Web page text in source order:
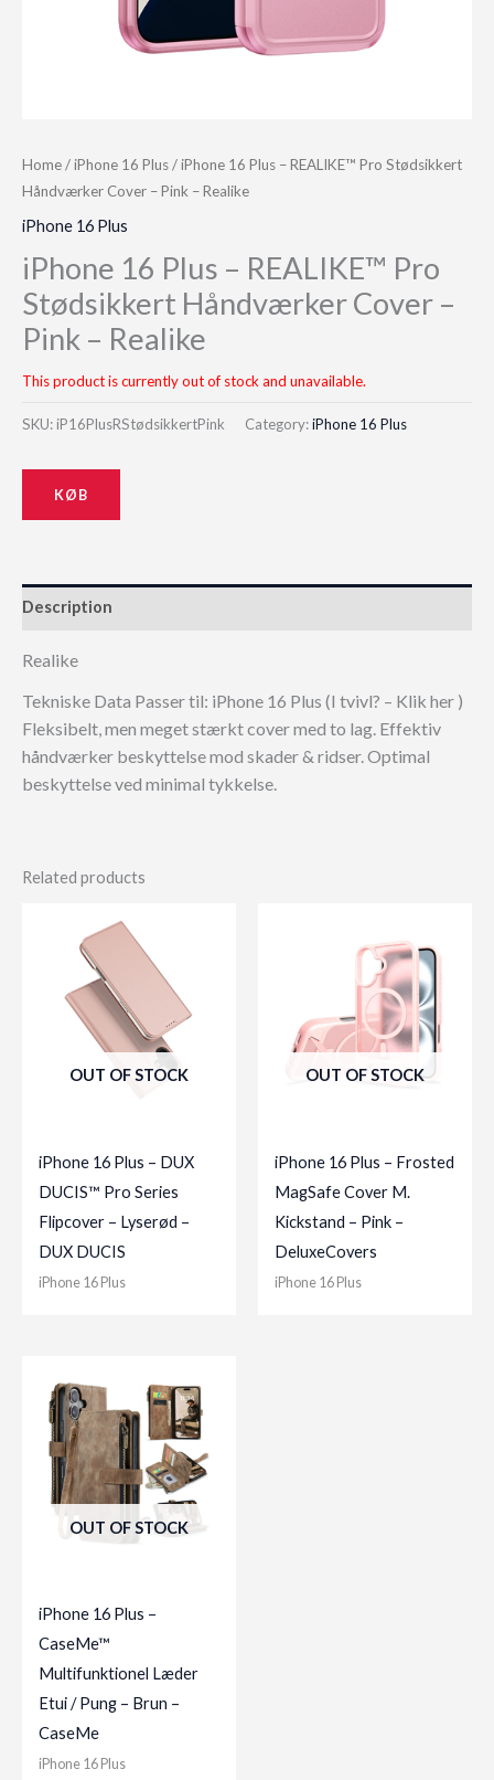
Home/iPhone 16 Plus/ iPhone 16 Plus – REALIKE™ Pro Stødsikkert
Håndværker Cover – Pink – Realike
iPhone 16 Plus
iPhone 16 Plus – REALIKE™ Pro
Stødsikkert Håndværker Cover –
Pink – Realike
This product is currently out of stock and unavailable.
SKU: iP16PlusRStødsikkertPink Category:iPhone 16 Plus
KØB
Description
Realike
Tekniske Data Passer til: iPhone 16 Plus (I tvivl? – Klik her )
Fleksibelt, men meget stærkt cover med to lag. Effektiv
håndværker beskyttelse mod skader & ridser. Optimal
beskyttelse ved minimal tykkelse.
Related products
OUT OF STOCK
iPhone 16 Plus – DUX
DUCIS™ Pro Series
Flipcover – Lyserød –
DUX DUCIS
iPhone 16 Plus
OUT OF STOCK
iPhone 16 Plus – Frosted
MagSafe Cover M.
Kickstand – Pink –
DeluxeCovers
iPhone 16 Plus
OUT OF STOCK
iPhone 16 Plus –
CaseMe™
Multifunktionel Læder
Etui / Pung – Brun –
CaseMe
iPhone 16 Plus